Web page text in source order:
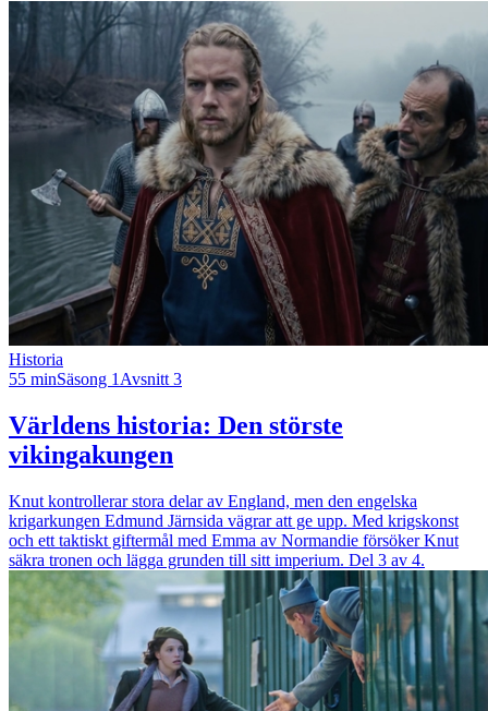
Historia
55 minSäsong 1 Avsnitt 3
Världens historia: Den störste
vikingakungen
Knut kontrollerar stora delar av England, men den engelska
krigarkungen Edmund Järnsida vägrar att ge upp. Med krigskonst
och ett taktiskt giftermål med Emma av Normandie försöker Knut
säkra tronen och lägga grunden till sitt imperium. Del 3 av 4.